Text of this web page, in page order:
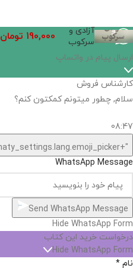
آزادی و
سرکوب
190,000 تومان
اگر
نیست,
شاید
بتونیم
تهیه
Hide
chaty
ارسال پیام در واتساپ
کارشناس فروش